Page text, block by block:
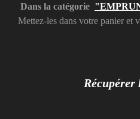
Dans la catégorie
Mettez-les dans votre panier et